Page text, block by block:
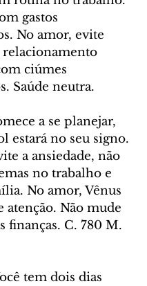
gastos
No amor, evite
relacionamento
ciúmes
Saúde neutra.
a se planejar,
estará no seu signo.
a ansiedade, não
no trabalho e
No amor, Vênus
atenção. Não mude
finanças. C. 780 M.
tem dois dias